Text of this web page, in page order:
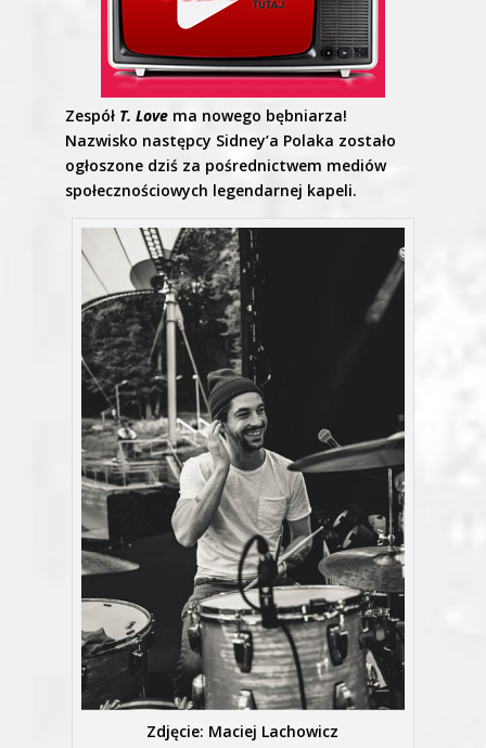
Zespół T. Lovema nowego bębniarza!
Nazwisko następcy Sidney’a Polaka zostało
ogłoszone dziś za pośrednictwem mediów
społecznościowych legendarnej kapeli.
Zdjęcie: Maciej Lachowicz